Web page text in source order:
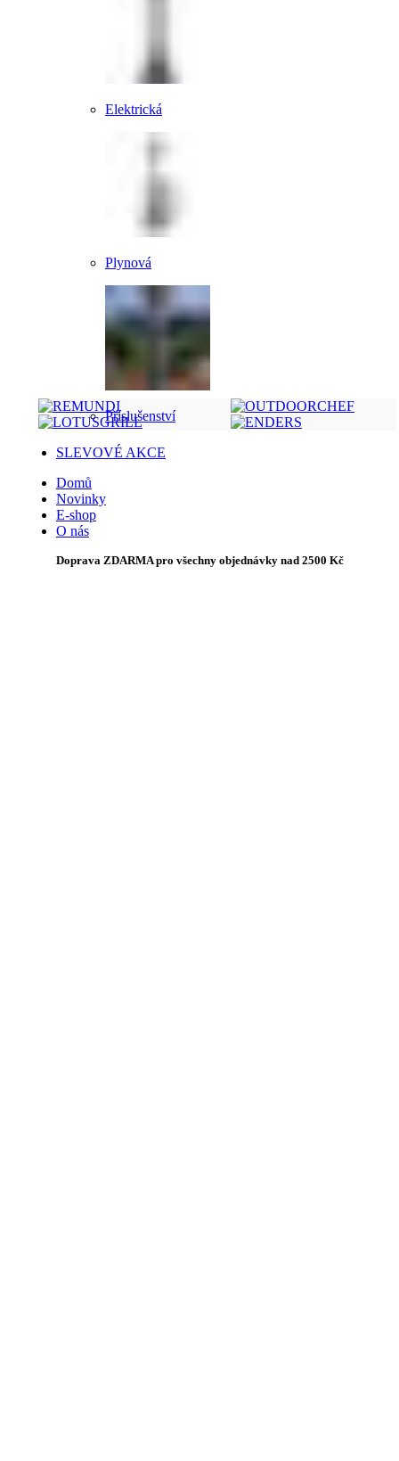
Elektrická
Plynová
Příslušenství
SLEVOVÉ AKCE
Domů
Novinky
E-shop
O nás
Doprava ZDARMA pro všechny objednávky nad 2500 Kč